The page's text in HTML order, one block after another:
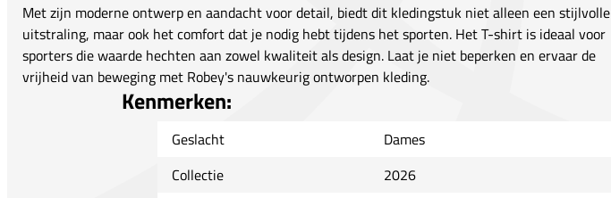
Met zijn moderne ontwerp en aandacht voor detail, biedt dit kledingstuk niet alleen een stijlvolle
uitstraling, maar ook het comfort dat je nodig hebt tijdens het sporten. Het T-shirt is ideaal voor
sporters die waarde hechten aan zowel kwaliteit als design. Laat je niet beperken en ervaar de
vrijheid van beweging met Robey's nauwkeurig ontworpen kleding.
Kenmerken:
Geslacht
Dames
Collectie
2026